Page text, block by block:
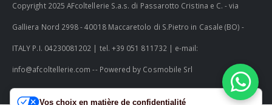
Copyright 2025 AFcoltellerie S.a.s. di Passarotto Cristina e C. - via
Galliera Nord 2998 - 40018 Maccaretolo di S.Pietro in Casale (BO) -
ITALY P.I. 04230081202 | tel. +39 051 811732 | e-mail:
info@afcoltellerie.com -- Powered by Cosmobile Srl
Vos choix en matière de confidentialité